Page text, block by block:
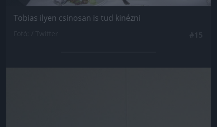
Tobias ilyen csinosan is tud kinézni